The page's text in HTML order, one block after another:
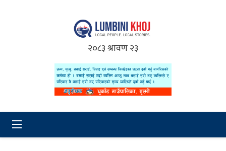
२०८३ श्रावण २३